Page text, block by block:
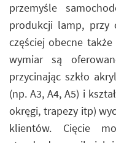
przemyśle
produkcji lamp, przy
częściej obecne
wymiar są
przycinając szkło
(np. A3, A4, A5) i
okręgi, trapezy itp)
klientów. Cięcie